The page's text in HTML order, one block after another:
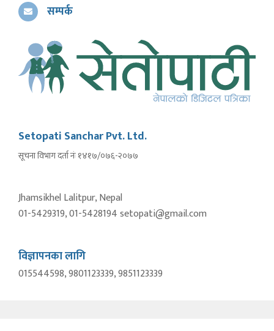
सम्पर्क
Setopati Sanchar Pvt. Ltd.
सूचना विभाग दर्ता नंः १४१७/०७६-२०७७
Jhamsikhel Lalitpur, Nepal
01-5429319, 01-5428194 setopati@gmail.com
विज्ञापनका लागि
015544598, 9801123339, 9851123339